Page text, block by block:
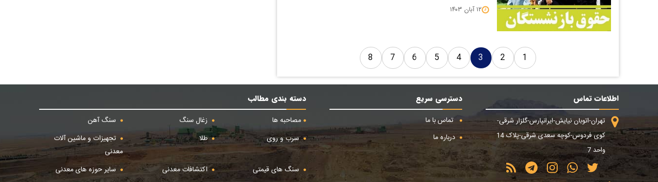
۱۲ آبان ۱۴۰۳
1
2
3
4
5
6
7
8
اطلاعات تماس
تهران-اتوبان نیایش-ایرانپارس-گلزار شرقی-
کوی فردوس-کوچه سعدی شرقی-پلاک 14
واحد 7
دسترسی سریع
تماس با ما
درباره ما
دسته بندی مطالب
مصاحبه ها
زغال سنگ
سنگ آهن
سرب و روی
طلا
تجهیزات و ماشین آلات
معدنی
سنگ های قیمتی
اکتشافات معدنی
سایر حوزه های معدنی